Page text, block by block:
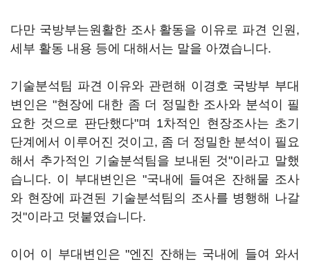
다만 국방부는원활한 조사 활동을 이유로 파견 인원,
세부 활동 내용 등에 대해서는 말을 아꼈습니다.
기술분석팀 파견 이유와 관련해 이경호 국방부 부대
변인은 "현장에 대한 좀 더 정밀한 조사와 분석이 필
요한 것으로 판단했다"며 1차적인 현장조사는 초기
단계에서 이루어진 것이고, 좀 더 정밀한 분석이 필요
해서 추가적인 기술분석팀을 보내된 것"이라고 말했
습니다. 이 부대변인은 "국내에 들여온 잔해물 조사
와 현장에 파견된 기술분석팀의 조사를 병행해 나갈
것"이라고 덧붙였습니다.
이어 이 부대변인은 "엔진 잔해는 국내에 들여 와서